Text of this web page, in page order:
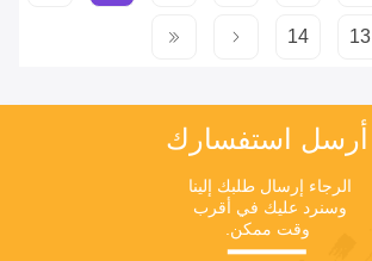
13
14
أرسل استفسارك
وقت ممكن.